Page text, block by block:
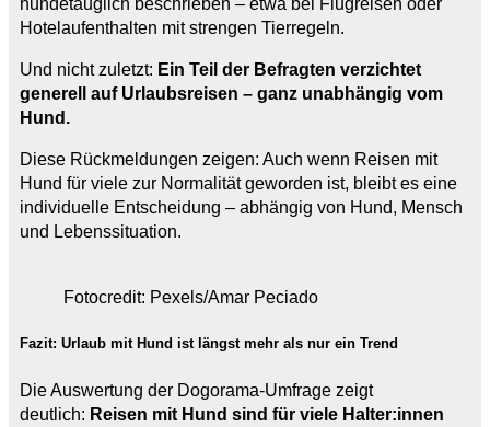
hundetauglich beschrieben – etwa bei Flugreisen oder
Hotelaufenthalten mit strengen Tierregeln.
Und nicht zuletzt: Ein Teil der Befragten verzichtet
generell auf Urlaubsreisen – ganz unabhängig vom
Hund.
Diese Rückmeldungen zeigen: Auch wenn Reisen mit
Hund für viele zur Normalität geworden ist, bleibt es eine
individuelle Entscheidung – abhängig von Hund, Mensch
und Lebenssituation.
Fotocredit: Pexels/Amar Peciado
Fazit: Urlaub mit Hund ist längst mehr als nur ein Trend
Die Auswertung der Dogorama-Umfrage zeigt
deutlich: Reisen mit Hund sind für viele Halter:innen